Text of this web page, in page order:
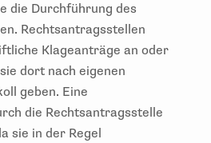
die Durchführung des
Rechtsantragsstellen
Klageanträge an oder
dort nach eigenen
geben. Eine
die Rechtsantragsstelle
sie in der Regel